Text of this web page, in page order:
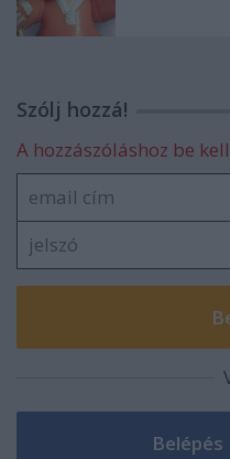
Szólj hozzá!
A hozzászóláshoz be